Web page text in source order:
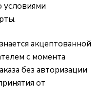
условиями
акцептованной
с момента
без авторизации
от